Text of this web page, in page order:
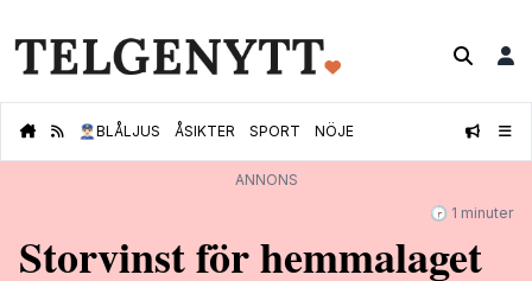
👮🏻‍♂️BLÅLJUS ÅSIKTER SPORT NÖJE
ANNONS
🕝 1 minuter
Storvinst för hemmalaget